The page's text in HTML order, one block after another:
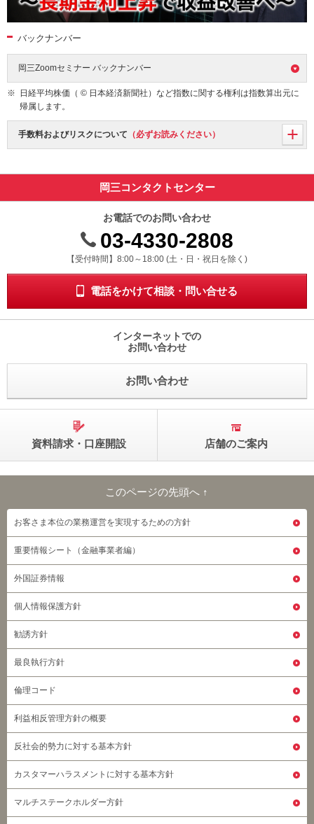
バックナンバー
岡三Zoomセミナー バックナンバー
日経平均株価（ © 日本経済新聞社）など指数に関する権利は指数算出元に
帰属します。
手数料およびリスクについて （必ずお読みください）
岡三コンタクトセンター
お電話でのお問い合わせ
03-4330-2808
受付時間 8時から18時 ドニチシュクジツを除く
【受付時間】8:00～18:00 (土・日・祝日を除く)
電話をかけて相談・問い合せる
インターネットでの
お問い合わせ
お問い合わせ
資料請求・口座開設 店舗のご案内
このページの先頭へ
このページの先頭へ ↑
お客さま本位の業務運営を実現するための方針
重要情報シート（金融事業者編）
外国証券情報
個人情報保護方針
勧誘方針
最良執行方針
倫理コード
利益相反管理方針の概要
反社会的勢力に対する基本方針
カスタマーハラスメントに対する基本方針
マルチステークホルダー方針